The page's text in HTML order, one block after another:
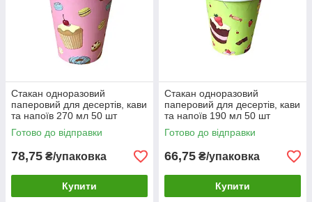
Стакан одноразовий
паперовий для десертів, кави
та напоїв 270 мл 50 шт
Готово до відправки
78,75 ₴/упаковка
Купити
Стакан одноразовий
паперовий для десертів, кави
та напоїв 190 мл 50 шт
Готово до відправки
66,75 ₴/упаковка
Купити